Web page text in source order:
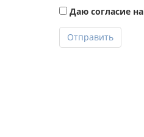
Даю согласие на
Отправить